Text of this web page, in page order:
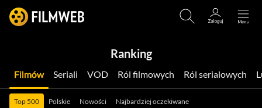
Ranking
Filmów Seriali VOD Ról filmowych Ról serialowych
Top 500 Polskie Nowości Najbardziej oczekiwane